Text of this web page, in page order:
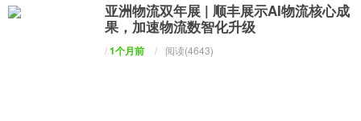
亚洲物流双年展 | 顺丰展示AI物流核心成
果，加速物流数智化升级
/1个月前 / 阅读(4643)